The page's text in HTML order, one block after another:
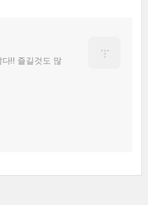
!! 즐길것도 많